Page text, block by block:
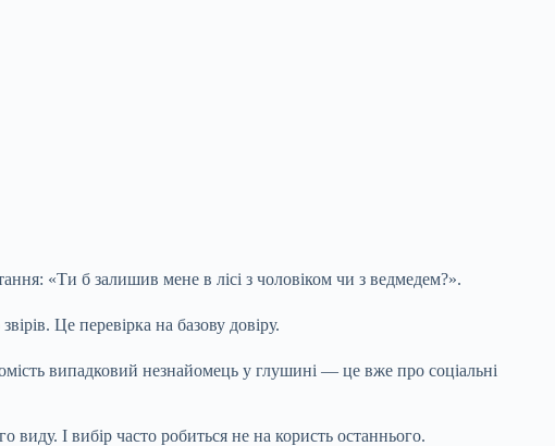
«Ти б залишив мене в лісі з чоловіком чи з ведмедем?».
Це перевірка на базову довіру.
випадковий незнайомець у глушині — це вже про соціальні
І вибір часто робиться не на користь останнього.